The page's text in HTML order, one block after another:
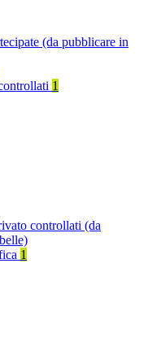
(da pubblicare in
1
controllati (da
1